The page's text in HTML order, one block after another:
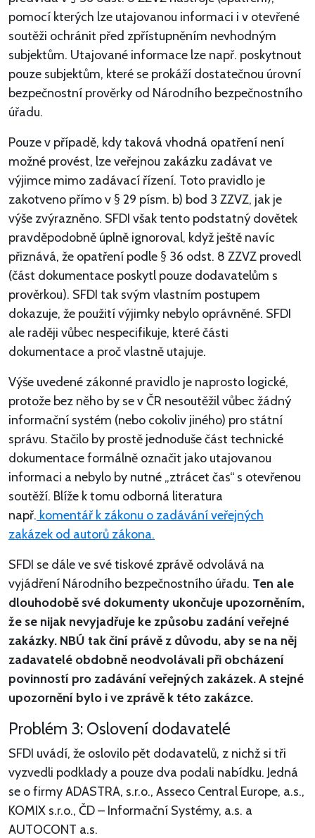
pomocí kterých lze utajovanou informaci i v otevřené
soutěži ochránit před zpřístupněním nevhodným
subjektům. Utajované informace lze např. poskytnout
pouze subjektům, které se prokáží dostatečnou úrovní
bezpečnostní prověrky od Národního bezpečnostního
úřadu.
Pouze v případě, kdy taková vhodná opatření není
možné provést, lze veřejnou zakázku zadávat ve
výjimce mimo zadávací řízení. Toto pravidlo je
zakotveno přímo v § 29 písm. b) bod 3 ZZVZ, jak je
výše zvýrazněno. SFDI však tento podstatný dovětek
pravděpodobně úplně ignoroval, když ještě navíc
přiznává, že opatření podle § 36 odst. 8 ZZVZ provedl
(část dokumentace poskytl pouze dodavatelům s
prověrkou). SFDI tak svým vlastním postupem
dokazuje, že použití výjimky nebylo oprávněné. SFDI
ale raději vůbec nespecifikuje, které části
dokumentace a proč vlastně utajuje.
Výše uvedené zákonné pravidlo je naprosto logické,
protože bez něho by se v ČR nesoutěžil vůbec žádný
informační systém (nebo cokoliv jiného) pro státní
správu. Stačilo by prostě jednoduše část technické
dokumentace formálně označit jako utajovanou
informaci a nebylo by nutné „ztrácet čas“ s otevřenou
soutěží. Blíže k tomu odborná literatura
např. komentář k zákonu o zadávání veřejných
zakázek od autorů zákona.
SFDI se dále ve své tiskové zprávě odvolává na
vyjádření Národního bezpečnostního úřadu. Ten ale
dlouhodobě své dokumenty ukončuje upozorněním,
že se nijak nevyjadřuje ke způsobu zadání veřejné
zakázky. NBÚ tak činí právě z důvodu, aby se na něj
zadavatelé obdobně neodvolávali při obcházení
povinností pro zadávání veřejných zakázek. A stejné
upozornění bylo i ve zprávě k této zakázce.
Problém 3: Oslovení dodavatelé
SFDI uvádí, že oslovilo pět dodavatelů, z nichž si tři
vyzvedli podklady a pouze dva podali nabídku. Jedná
se o firmy ADASTRA, s.r.o., Asseco Central Europe, a.s.,
KOMIX s.r.o., ČD – Informační Systémy, a.s. a
AUTOCONT a.s.